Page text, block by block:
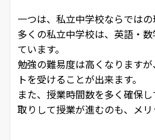
一つは、私立中学校ならではの
多くの私立中学校は、英語・
ています。
勉強の難易度は高くなります
トを受けることが出来ます。
また、授業時間数を多く確保
取りして授業が進むのも、メリ